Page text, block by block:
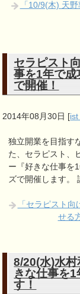
「10/9(木) 天
セラピスト
事を1年で
で開催！
2014年08月30日 [
独立開業を目指す
た、セラピスト、
ー『好きな仕事を
ズで開催します。
「セラピスト
せる
8/20(水)水
きな仕事を
す！